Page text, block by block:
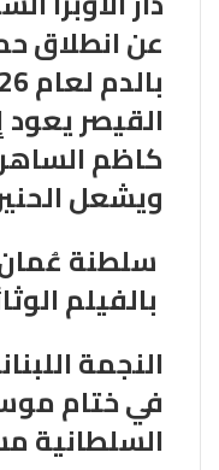
عن انطلاق
بالدم لعام 2026
القيصر يعود
كاظم
ويشعل
سلطنة عُمان
بالفيلم
النجمة
في ختام
السلطانية